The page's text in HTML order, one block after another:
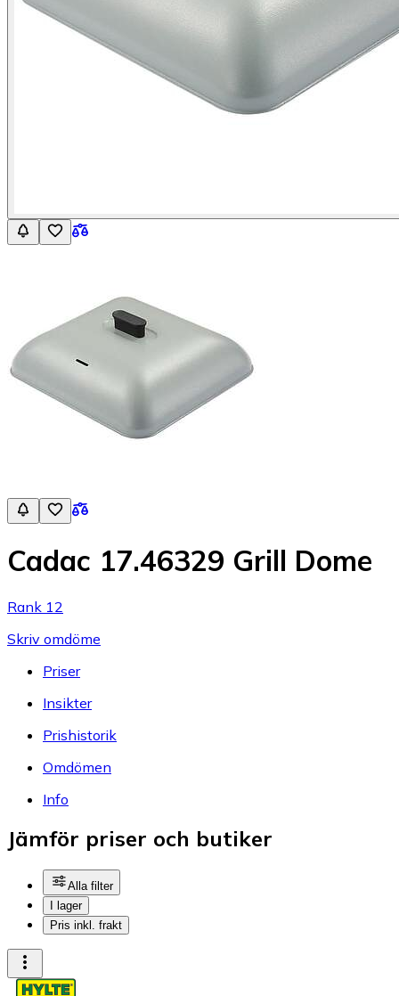
Cadac 17.46329 Grill Dome
Rank 12
Skriv omdöme
Priser
Insikter
Prishistorik
Omdömen
Info
Jämför priser och butiker
Alla filter
I lager
Pris inkl. frakt